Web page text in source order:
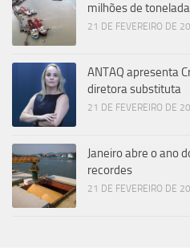
milhões de
21 DE FEVEREIRO DE
ANTAQ apresenta
diretora substituta
21 DE FEVEREIRO DE
Janeiro abre o ano
recordes
21 DE FEVEREIRO DE